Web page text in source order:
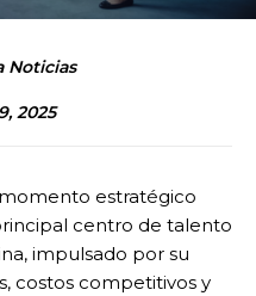
Noticias
2025
estratégico
centro de talento
impulsado por su
costos competitivos y